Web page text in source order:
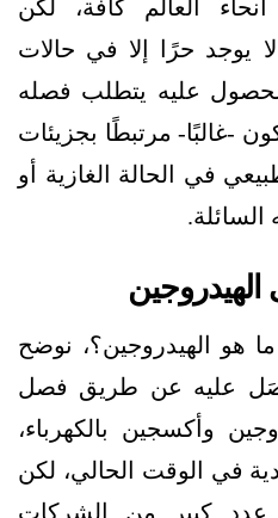
العالم كافّة، لكن
يوجد حرًا إلا في حالات
الحصول عليه يتطلب فصله
-غالبًا- مرتبطًا بجزيئات
في الحالة الغازية أو
السائلة.
هو الهيدروجين؟، نوضح
عليه عن طريق فصل
وأكسجين بالكهرباء،
في الوقت الحالي، لكن
كبير من الشركات